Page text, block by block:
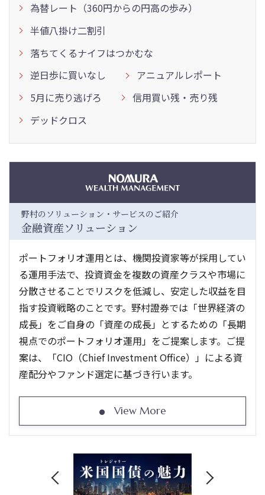
為替レート（360円からの円高の歩み）
半値八掛け二割引
落ちてくるナイフはつかむな
逆日歩に買いなし
アニュアルレポート
5月に売り逃げろ
信用買い残・売り残
デッドクロス
野村のソリューション・サービスのご紹介
金融資産ソリューション
ポートフォリオ運用とは、機関投資家等が採用してい
る運用手法で、投資資金を複数の資産クラスや市場に
分散させることでリスクを低減し、安定した収益を目
指す投資戦略のことです。野村證券では「世界経済の
成長」をご自身の「資産の成長」とするための「長期
視点でのポートフォリオ運用」をご提案します。ご提
案は、「CIO（Chief Investment Office）」による資
産配分やファンド選定に基づき行います。
View More